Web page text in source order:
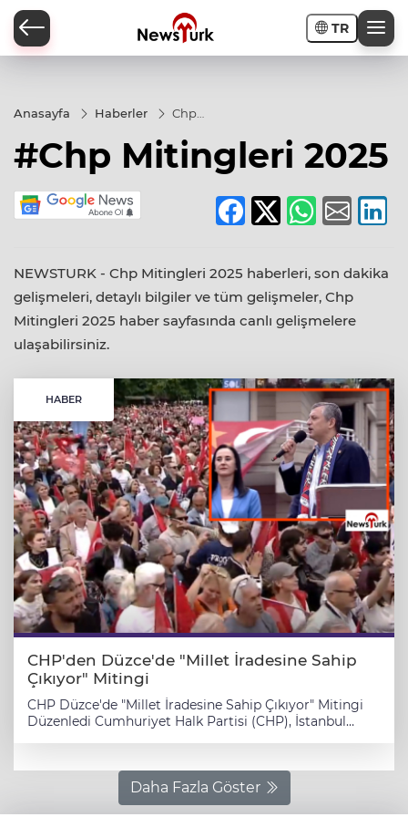
TR
Anasayfa Haberler
Chp
2025
#Chp Mitingleri 2025
NEWSTURK - Chp Mitingleri 2025 haberleri, son dakika
gelişmeleri, detaylı bilgiler ve tüm gelişmeler, Chp
Mitingleri 2025 haber sayfasında canlı gelişmelere
ulaşabilirsiniz.
HABER
CHP'den Düzce'de "Millet İradesine Sahip
Çıkıyor" Mitingi
CHP Düzce'de "Millet İradesine Sahip Çıkıyor" Mitingi
Düzenledi Cumhuriyet Halk Partisi (CHP), İstanbul
Çıkıyor" mitinglerinin bu haftaki durağı Düzce oldu.
Anıtpark Meydanı'nda düzenlenen mitinge, CHP Genel
Başkanı Özgür Özel, Ankara Büyükşehir Belediye
Daha Fazla Göster